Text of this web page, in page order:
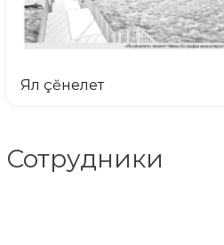
Ял çĕнелет
Сотрудники